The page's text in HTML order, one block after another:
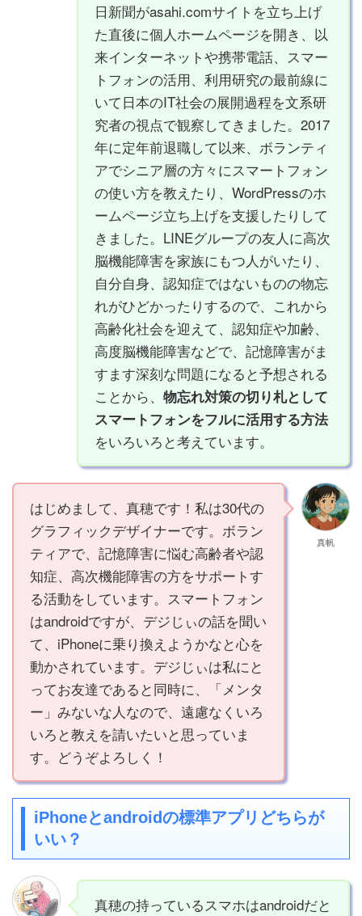
日新聞がasahi.comサイトを立ち上げ
た直後に個人ホームページを開き、以
来インターネットや携帯電話、スマー
トフォンの活用、利用研究の最前線に
いて日本のIT社会の展開過程を文系研
究者の視点で観察してきました。2017
年に定年前退職して以来、ボランティ
アでシニア層の方々にスマートフォン
の使い方を教えたり、WordPressのホ
ームページ立ち上げを支援したりして
きました。LINEグループの友人に高次
脳機能障害を家族にもつ人がいたり、
自分自身、認知症ではないものの物忘
れがひどかったりするので、これから
高齢化社会を迎えて、認知症や加齢、
高度脳機能障害などで、記憶障害がま
すます深刻な問題になると予想される
ことから、 物忘れ対策の切り札として
スマートフォンをフルに活用する方法
をいろいろと考えています。
はじめまして、真穂です！私は30代の
グラフィックデザイナーです。ボラン
ティアで、記憶障害に悩む高齢者や認
知症、高次機能障害の方をサポートす
る活動をしています。スマートフォン
はandroidですが、デジじぃの話を聞い
て、iPhoneに乗り換えようかなと心を
動かされています。デジじぃは私にと
ってお友達であると同時に、「メンタ
ー」みないな人なので、遠慮なくいろ
いろと教えを請いたいと思っていま
す。どうぞよろしく！
真帆
iPhoneとandroidの標準アプリどちらが
いい？
真穂の持っているスマホはandroidだと